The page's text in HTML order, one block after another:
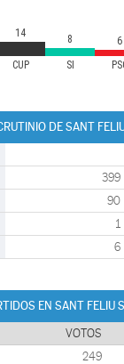
CUP SI
14 8 6
DE SANT
399
90
1
6
EN SANT FELIU
VOTOS
249